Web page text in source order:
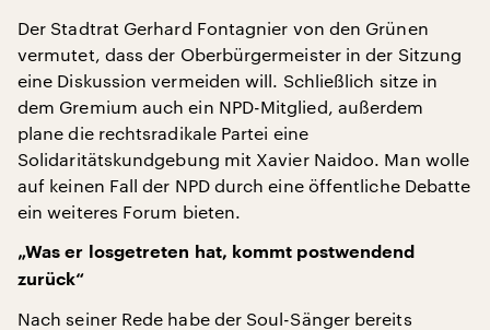
Der Stadtrat Gerhard Fontagnier von den Grünen
vermutet, dass der Oberbürgermeister in der Sitzung
eine Diskussion vermeiden will. Schließlich sitze in
dem Gremium auch ein NPD-Mitglied, außerdem
plane die rechtsradikale Partei eine
Solidaritätskundgebung mit Xavier Naidoo. Man wolle
auf keinen Fall der NPD durch eine öffentliche Debatte
ein weiteres Forum bieten.
„Was er losgetreten hat, kommt postwendend
zurück“
Nach seiner Rede habe der Soul-Sänger bereits